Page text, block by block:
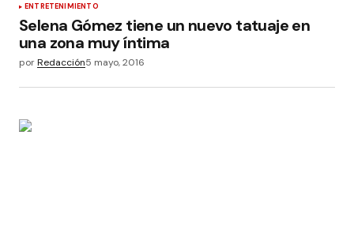
ENTRETENIMIENTO
Selena Gómez tiene un nuevo tatuaje en
una zona muy íntima
porRedacción5 mayo, 2016